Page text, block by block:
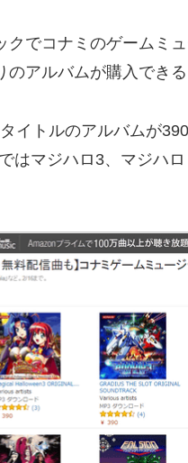
クでコナミのゲームミ
アルバムが購入できる
イトルのアルバムが
はマジハロ3、マジハ